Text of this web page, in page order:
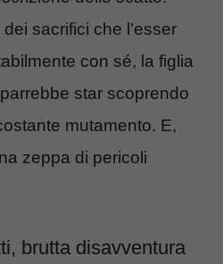
sacrifici che l’esser
con sé, la figlia
star scoprendo
mutamento. E,
zeppa di pericoli
brutta disavventura